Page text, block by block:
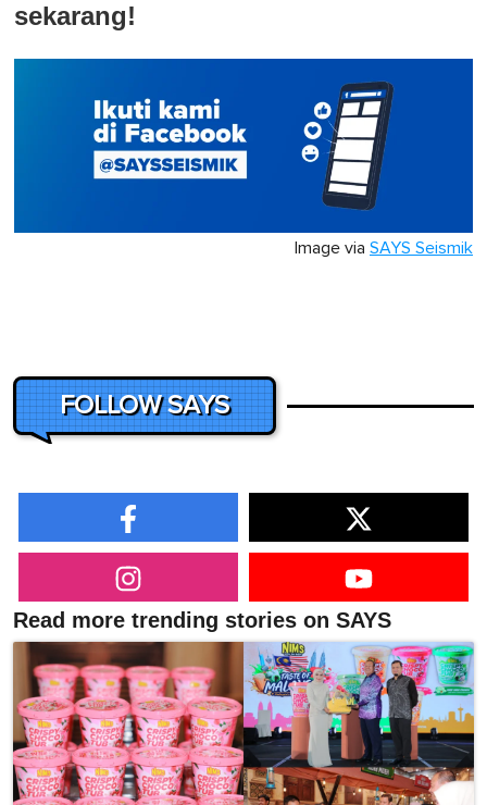
sekarang!
Image via SAYS Seismik
FOLLOW SAYS
Read more trending stories on SAYS